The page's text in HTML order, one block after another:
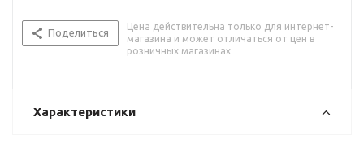
Поделиться
Цена действительна только для интернет-
магазина и может отличаться от цен в
розничных магазинах
Характеристики